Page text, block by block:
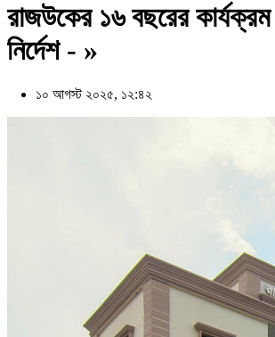
রাজউকের ১৬ বছরের কার্যক্রম
নির্দেশ - »
১০ আগস্ট ২০২৫, ১২:৪২